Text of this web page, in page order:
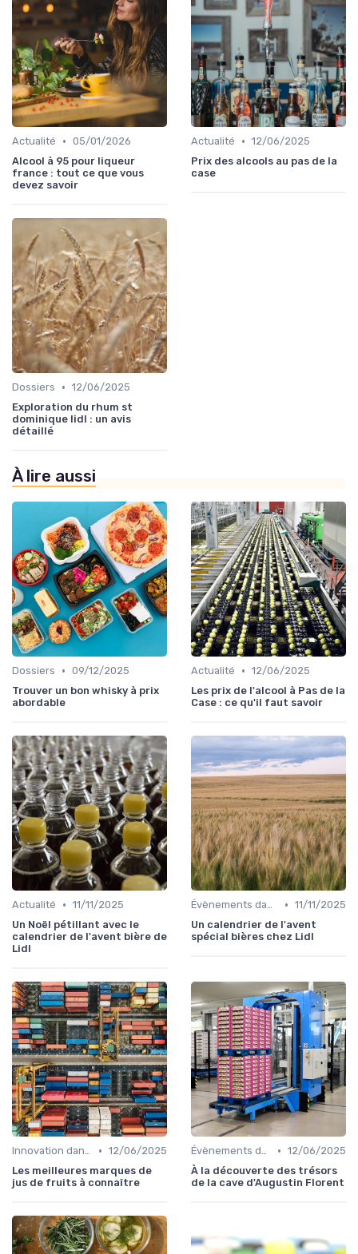
Actualité • 05/01/2026
Alcool à 95 pour liqueur
france : tout ce que vous
devez savoir
Actualité • 12/06/2025
Prix des alcools au pas de la
case
Dossiers • 12/06/2025
Exploration du rhum st
dominique lidl : un avis
détaillé
À lire aussi
Dossiers • 09/12/2025
Trouver un bon whisky à prix
abordable
Actualité • 12/06/2025
Les prix de l'alcool à Pas de la
Case : ce qu'il faut savoir
Actualité • 11/11/2025
Un Noël pétillant avec le
calendrier de l'avent bière de
Lidl
Évènements dans la food • 11/11/2025
Un calendrier de l'avent
spécial bières chez Lidl
Innovation dans la food • 12/06/2025
Les meilleures marques de
jus de fruits à connaître
Évènements dans la food • 12/06/2025
À la découverte des trésors
de la cave d'Augustin Florent